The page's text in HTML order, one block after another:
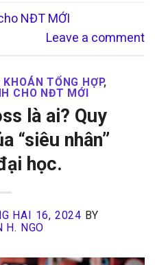
NĐT MỚI
Leave a comment
TỔNG HỢP,
CHO NĐT MỚI
là ai? Quy
“siêu nhân”
học.
HAI 16, 2024 BY
H. NGO